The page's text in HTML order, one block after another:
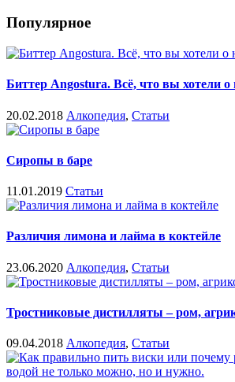
Популярное
Биттер Angostura. Всё, что вы хотели о
20.02.2018 Алкопедия, Статьи
Сиропы в баре
11.01.2019 Статьи
Различия лимона и лайма в коктейле
23.06.2020 Алкопедия, Статьи
Тростниковые дистилляты – ром,
09.04.2018 Алкопедия, Статьи